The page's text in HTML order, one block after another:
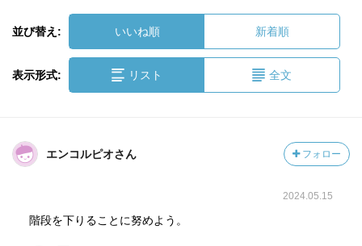
並び替え: いいね順 新着順
表示形式: リスト 全文
エンコルピオさん フォロー
2024.05.15
階段を下りることに努めよう。